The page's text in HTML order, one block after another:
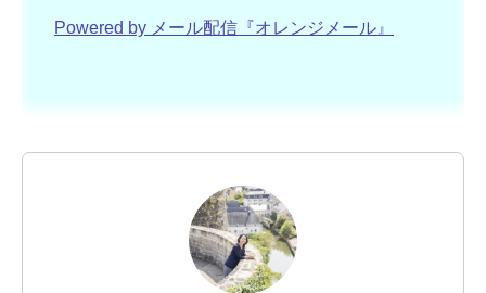
Powered by メール配信『オレンジメール』